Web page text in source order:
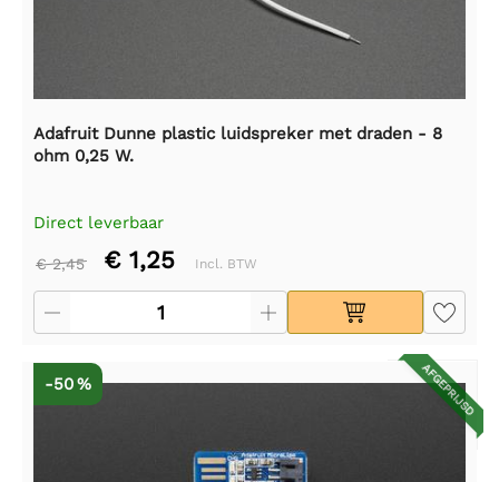
Adafruit Dunne plastic luidspreker met draden - 8
ohm 0,25 W.
Direct leverbaar
€ 2,45 € 1,25 Incl. BTW
AFGEPRIJSD
-50 %